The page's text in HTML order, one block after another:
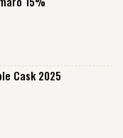
Cask 2025